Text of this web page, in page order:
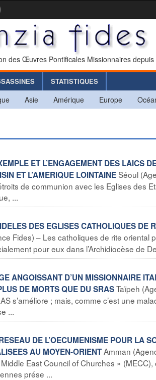
des Œuvres Pontificales Missionnaires depuis
STATISTIQUES
Asie Amérique Europe
ET L’ENGAGEMENT DES LAICS
ET L’AMERIQUE LOINTAINESéoul
de communion avec les Eglises des
...
DES EGLISES CATHOLIQUES DE
Fides) – Les catholiques de rite oriental
pour eux dans l’Archidiocèse de
ANGOISSANT D’UN MISSIONNAIRE
DE MORTS QUE DU SRASTaïpeh
s’améliore ; mais, comme c’est une
...
DE L’OECUMENISME POUR LA
AU MOYEN-ORIENTAmman
East Council of Churches »
prése ...